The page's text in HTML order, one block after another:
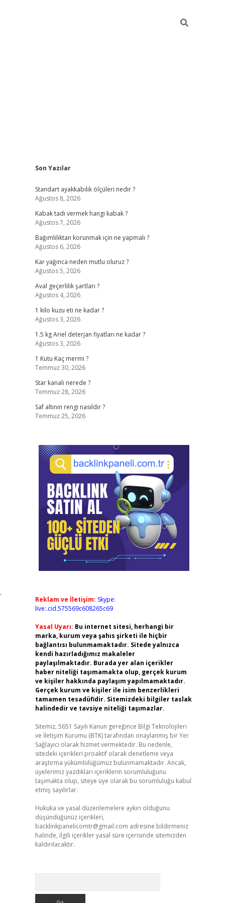
Sidebar
Son Yazılar
Standart ayakkabılık ölçüleri nedir ?
Ağustos 8, 2026
Kabak tadı vermek hangi kabak ?
Ağustos 7, 2026
Bağımlılıktan korunmak için ne yapmalı ?
Ağustos 6, 2026
Kar yağınca neden mutlu oluruz ?
Ağustos 5, 2026
Aval geçerlilik şartları ?
Ağustos 4, 2026
1 kilo kuzu eti ne kadar ?
Ağustos 3, 2026
1.5 kg Ariel deterjan fiyatları ne kadar ?
Ağustos 3, 2026
1 Kutu Kaç mermi ?
Temmuz 30, 2026
Star kanalı nerede ?
Temmuz 28, 2026
Saf altının rengi nasıldır ?
Temmuz 25, 2026
Reklam ve İletişim: Skype:
live:.cid.575569c608265c69
Yasal Uyarı: Bu internet sitesi, herhangi bir
marka, kurum veya şahıs şirketi ile hiçbir
bağlantısı bulunmamaktadır. Sitede yalnızca
kendi hazırladığımız makaleler
paylaşılmaktadır. Burada yer alan içerikler
haber niteliği taşımamakta olup, gerçek kurum
ve kişiler hakkında paylaşım yapılmamaktadır.
Gerçek kurum ve kişiler ile isim benzerlikleri
tamamen tesadüfidir. Sitemizdeki bilgiler taslak
halindedir ve tavsiye niteliği taşımazlar.
Sitemiz, 5651 Sayılı Kanun gereğince Bilgi Teknolojileri
ve İletişim Kurumu (BTK) tarafından onaylanmış bir Yer
Sağlayıcı olarak hizmet vermektedir. Bu nedenle,
sitedeki içerikleri proaktif olarak denetleme veya
araştırma yükümlülüğümüz bulunmamaktadır. Ancak,
üyelerimiz yazdıkları içeriklerin sorumluluğunu
taşımakta olup, siteye üye olarak bu sorumluluğu kabul
etmiş sayılırlar.
Hukuka ve yasal düzenlemelere aykırı olduğunu
düşündüğünüz içerikleri,
backlinkpanelicomtr@gmail.com adresine bildirmeniz
halinde, ilgili içerikler yasal süre içerisinde sitemizden
kaldırılacaktır.